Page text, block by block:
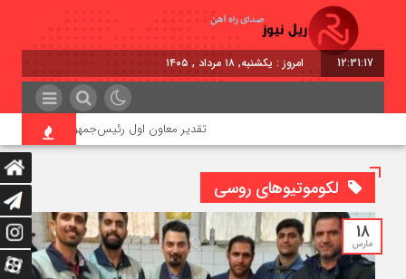
12:31:17 امروز : یکشنبه, ۱۸ مرداد , ۱۴۰۵
تقدیر معاون اول رئیس‌جمهور از مدیرعامل
لکوموتیوهای روسی
18
مارس